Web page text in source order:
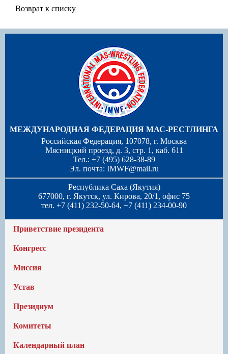
Возврат к списку
МЕЖДУНАРОДНАЯ ФЕДЕРАЦИЯ МАС-РЕСТЛИНГА
Российская Федерация, 107078, г. Москва
Мясницкий проезд, д. 3, стр. 1, каб. 611
Тел.: +7 (495) 628-38-89
Эл. почта: IMWF@mail.ru
Республика Саха (Якутия)
677000, г. Якутск, ул. Кирова, 20/1, офис 75
тел. +7 (411) 232-50-64, +7 (411) 234-00-90
Приветствие президента
Конгресс
Миссия
Устав
Президиум
Комитеты
Календарный план